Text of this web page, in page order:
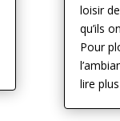
loisir
qu’ils
Pour
lire plus